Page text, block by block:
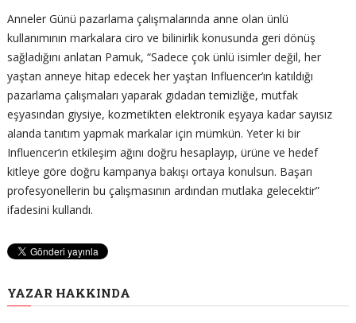
Anneler Günü pazarlama çalışmalarında anne olan ünlü
kullanımının markalara ciro ve bilinirlik konusunda geri dönüş
sağladığını anlatan Pamuk, “Sadece çok ünlü isimler değil, her
yaştan anneye hitap edecek her yaştan Influencer’ın katıldığı
pazarlama çalışmaları yaparak gıdadan temizliğe, mutfak
eşyasından giysiye, kozmetikten elektronik eşyaya kadar sayısız
alanda tanıtım yapmak markalar için mümkün. Yeter ki bir
Influencer’ın etkileşim ağını doğru hesaplayıp, ürüne ve hedef
kitleye göre doğru kampanya bakışı ortaya konulsun. Başarı
profesyonellerin bu çalışmasının ardından mutlaka gelecektir”
ifadesini kullandı.
YAZAR HAKKINDA